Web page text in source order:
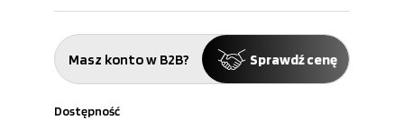
Masz konto w B2B? Sprawdź cenę
Dostępność